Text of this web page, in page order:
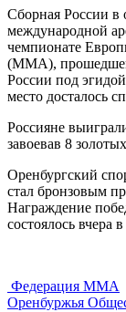
Сборная России в
международной
чемпионате
(ММА), прошедшем
России под
место досталось
Россияне
завоевав 8
Оренбургский
стал бронзовым
Награждение
состоялось
Федерация ММА
Оренбуржья